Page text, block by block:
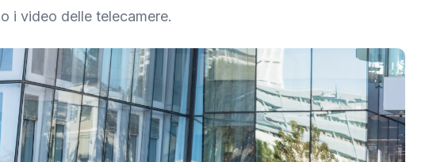
i video delle telecamere.